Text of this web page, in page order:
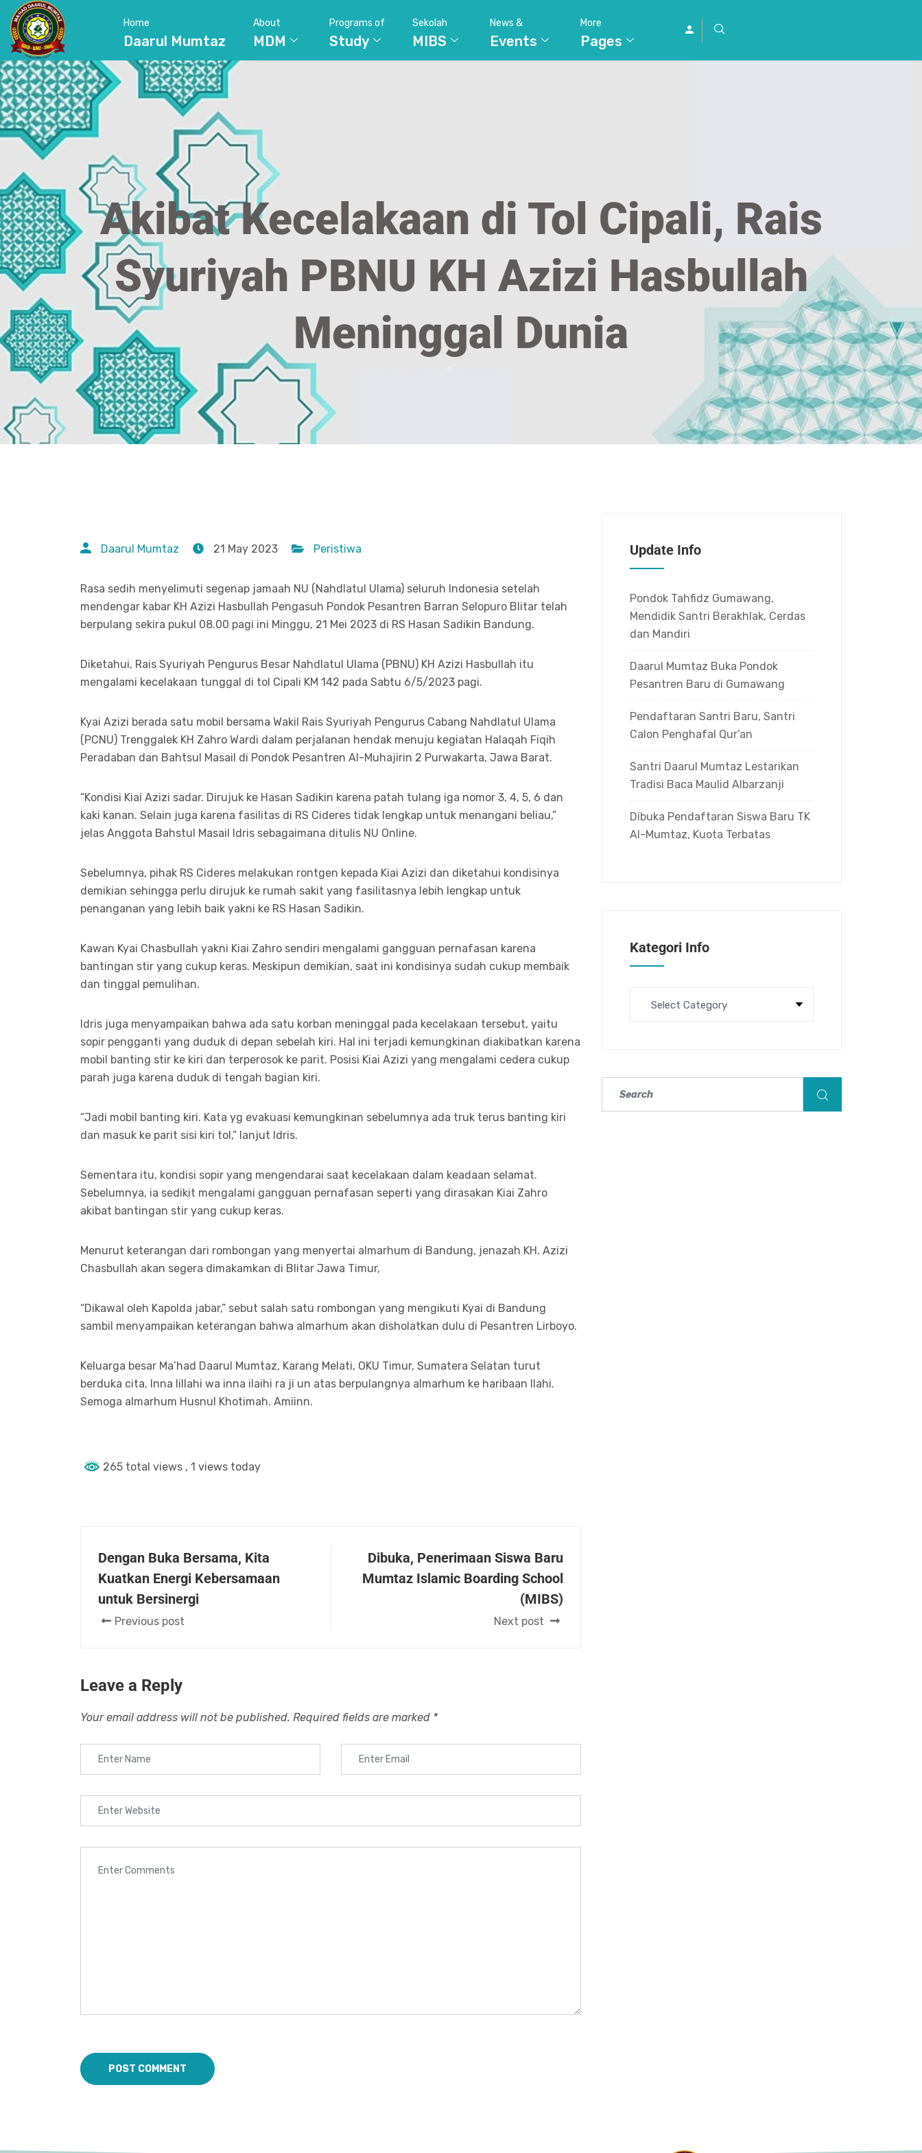
Home
Daarul Mumtaz
About
MDM
Programs of
Study
Sekolah
MIBS
News &
Events
More
Pages
Akibat Kecelakaan di Tol Cipali, Rais
Syuriyah PBNU KH Azizi Hasbullah
Meninggal Dunia
Daarul Mumtaz 21 May 2023 Peristiwa
Rasa sedih menyelimuti segenap jamaah NU (Nahdlatul Ulama) seluruh Indonesia setelah
mendengar kabar KH Azizi Hasbullah Pengasuh Pondok Pesantren Barran Selopuro Blitar telah
berpulang sekira pukul 08.00 pagi ini Minggu, 21 Mei 2023 di RS Hasan Sadikin Bandung.
Diketahui, Rais Syuriyah Pengurus Besar Nahdlatul Ulama (PBNU) KH Azizi Hasbullah itu
mengalami kecelakaan tunggal di tol Cipali KM 142 pada Sabtu 6/5/2023 pagi.
Kyai Azizi berada satu mobil bersama Wakil Rais Syuriyah Pengurus Cabang Nahdlatul Ulama
(PCNU) Trenggalek KH Zahro Wardi dalam perjalanan hendak menuju kegiatan Halaqah Fiqih
Peradaban dan Bahtsul Masail di Pondok Pesantren Al-Muhajirin 2 Purwakarta, Jawa Barat.
“Kondisi Kiai Azizi sadar. Dirujuk ke Hasan Sadikin karena patah tulang iga nomor 3, 4, 5, 6 dan
kaki kanan. Selain juga karena fasilitas di RS Cideres tidak lengkap untuk menangani beliau,”
jelas Anggota Bahstul Masail Idris sebagaimana ditulis NU Online.
Sebelumnya, pihak RS Cideres melakukan rontgen kepada Kiai Azizi dan diketahui kondisinya
demikian sehingga perlu dirujuk ke rumah sakit yang fasilitasnya lebih lengkap untuk
penanganan yang lebih baik yakni ke RS Hasan Sadikin.
Kawan Kyai Chasbullah yakni Kiai Zahro sendiri mengalami gangguan pernafasan karena
bantingan stir yang cukup keras. Meskipun demikian, saat ini kondisinya sudah cukup membaik
dan tinggal pemulihan.
Idris juga menyampaikan bahwa ada satu korban meninggal pada kecelakaan tersebut, yaitu
sopir pengganti yang duduk di depan sebelah kiri. Hal ini terjadi kemungkinan diakibatkan karena
mobil banting stir ke kiri dan terperosok ke parit. Posisi Kiai Azizi yang mengalami cedera cukup
parah juga karena duduk di tengah bagian kiri.
“Jadi mobil banting kiri. Kata yg evakuasi kemungkinan sebelumnya ada truk terus banting kiri
dan masuk ke parit sisi kiri tol,” lanjut Idris.
Sementara itu, kondisi sopir yang mengendarai saat kecelakaan dalam keadaan selamat.
Sebelumnya, ia sedikit mengalami gangguan pernafasan seperti yang dirasakan Kiai Zahro
akibat bantingan stir yang cukup keras.
Menurut keterangan dari rombongan yang menyertai almarhum di Bandung, jenazah KH. Azizi
Chasbullah akan segera dimakamkan di Blitar Jawa Timur,
“Dikawal oleh Kapolda jabar,” sebut salah satu rombongan yang mengikuti Kyai di Bandung
sambil menyampaikan keterangan bahwa almarhum akan disholatkan dulu di Pesantren Lirboyo.
Keluarga besar Ma’had Daarul Mumtaz, Karang Melati, OKU Timur, Sumatera Selatan turut
berduka cita, Inna lillahi wa inna ilaihi ra ji un atas berpulangnya almarhum ke haribaan Ilahi.
Semoga almarhum Husnul Khotimah. Amiinn.
265 total views , 1 views today
Dengan Buka Bersama, Kita
Kuatkan Energi Kebersamaan
untuk Bersinergi
Previous post
Dibuka, Penerimaan Siswa Baru
Mumtaz Islamic Boarding School
(MIBS)
Next post
Leave a Reply
Your email address will not be published. Required fields are marked *
Update Info
Pondok Tahfidz Gumawang,
Mendidik Santri Berakhlak, Cerdas
dan Mandiri
Daarul Mumtaz Buka Pondok
Pesantren Baru di Gumawang
Pendaftaran Santri Baru, Santri
Calon Penghafal Qur’an
Santri Daarul Mumtaz Lestarikan
Tradisi Baca Maulid Albarzanji
Dibuka Pendaftaran Siswa Baru TK
Al-Mumtaz, Kuota Terbatas
Kategori Info